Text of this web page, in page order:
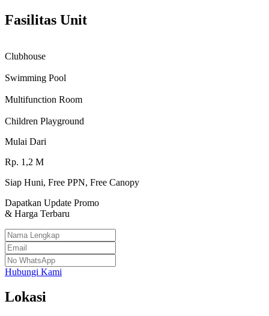
Fasilitas Unit
Clubhouse
Swimming Pool
Multifunction Room
Children Playground
Mulai Dari
Rp. 1,2 M
Siap Huni, Free PPN, Free Canopy
Dapatkan Update Promo
& Harga Terbaru
Hubungi Kami
Lokasi